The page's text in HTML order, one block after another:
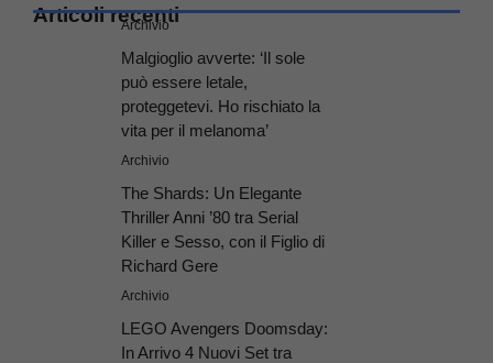
Articoli recenti
Archivio
Malgioglio avverte: ‘Il sole
può essere letale,
proteggetevi. Ho rischiato la
vita per il melanoma’
Archivio
The Shards: Un Elegante
Thriller Anni ’80 tra Serial
Killer e Sesso, con il Figlio di
Richard Gere
Archivio
LEGO Avengers Doomsday:
In Arrivo 4 Nuovi Set tra